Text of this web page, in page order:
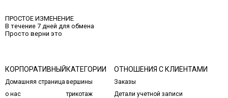
ПРОСТОЕ ИЗМЕНЕНИЕ
В течение 7 дней для обмена
Просто верни это
КОРПОРАТИВНЫЙ
Домашняя страница
о нас
КАТЕГОРИИ
вершины
трикотаж
ОТНОШЕНИЯ С КЛИЕНТАМИ
Заказы
Детали учетной записи